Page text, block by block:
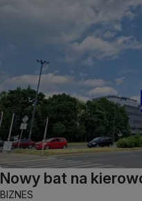
Nowy bat na
BIZNES